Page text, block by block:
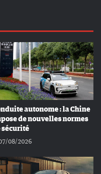
autonome : la Chine
de nouvelles normes
sécurité
08/2026